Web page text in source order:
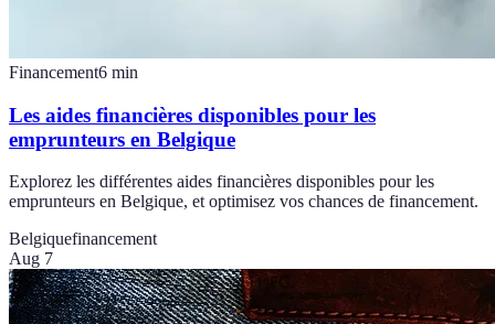
Financement6 min
Les aides financières disponibles pour les
emprunteurs en Belgique
Explorez les différentes aides financières disponibles pour les
emprunteurs en Belgique, et optimisez vos chances de financement.
Belgiquefinancement
Aug 7